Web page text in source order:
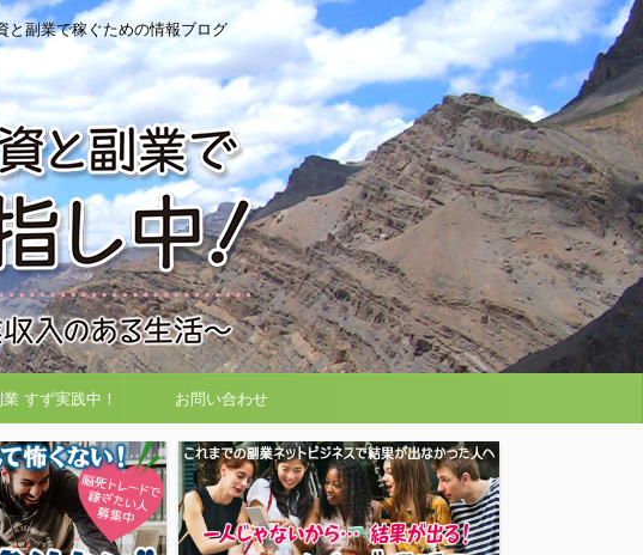
と副業で稼ぐための情報ブログ
すず実践中！ お問い合わせ